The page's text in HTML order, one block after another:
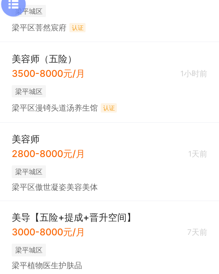
梁平城区
梁平区菩然宸府 认证
美容师（五险）
3500-8000元/月
1小时前
梁平城区
梁平区漫锜头道汤养生馆 认证
美容师
2800-8000元/月
1天前
梁平城区
梁平区傲世凝姿美容美体
美导【五险+提成+晋升空间】
3000-8000元/月
7天前
梁平城区
梁平植物医生护肤品